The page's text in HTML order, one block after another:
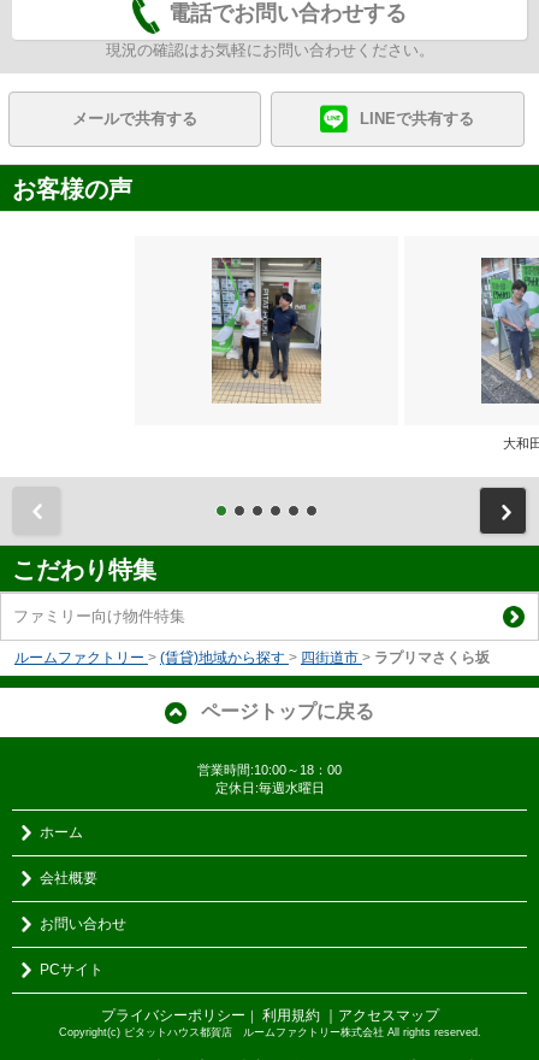
電話でお問い合わせする
現況の確認はお気軽にお問い合わせください。
メールで共有する LINEで共有する
お客様の声
大和
こだわり特集
ファミリー向け物件特集
ルームファクトリー > (賃貸)地域から探す > 四街道市 > ラプリマさくら坂
ページトップに戻る
営業時間:10:00～18：00
定休日:毎週水曜日
ホーム
会社概要
お問い合わせ
PCサイト
プライバシーポリシー 利用規約 ｜アクセスマップ
Copyright(c) ピタットハウス都賀店 ルームファクトリー株式会社 All rights reserved.